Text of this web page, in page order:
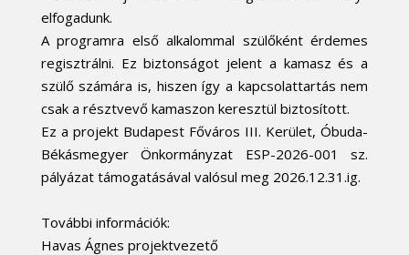
elfogadunk.
A programra első alkalommal szülőként érdemes
regisztrálni. Ez biztonságot jelent a kamasz és a
szülő számára is, hiszen így a kapcsolattartás nem
csak a résztvevő kamaszon keresztül biztosított.
Ez a projekt Budapest Főváros III. Kerület, Óbuda-
Békásmegyer Önkormányzat ESP-2026-001 sz.
pályázat támogatásával valósul meg 2026.12.31.ig.
További információk:
Havas Ágnes projektvezető